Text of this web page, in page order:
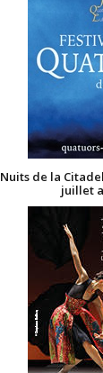
Nuits de la
juillet